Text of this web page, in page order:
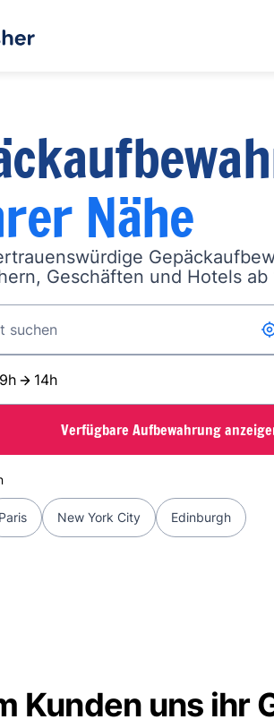
Nähe
Geschäften und Hotels ab
14h
Verfügbare Aufbewahrung
Paris New York City Edinburgh
Kunden uns ihr